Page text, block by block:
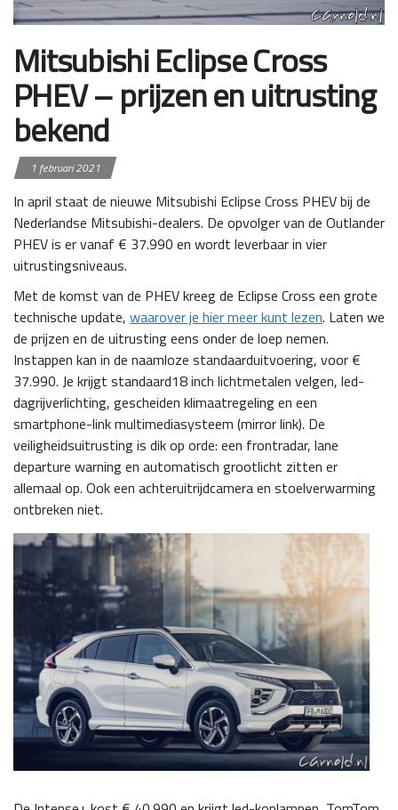
Mitsubishi Eclipse Cross
PHEV – prijzen en uitrusting
bekend
1 februari 2021
In april staat de nieuwe Mitsubishi Eclipse Cross PHEV bij de
Nederlandse Mitsubishi-dealers. De opvolger van de Outlander
PHEV is er vanaf € 37.990 en wordt leverbaar in vier
uitrustingsniveaus.
Met de komst van de PHEV kreeg de Eclipse Cross een grote
technische update, waarover je hier meer kunt lezen. Laten we
de prijzen en de uitrusting eens onder de loep nemen.
Instappen kan in de naamloze standaarduitvoering, voor €
37.990. Je krijgt standaard18 inch lichtmetalen velgen, led-
dagrijverlichting, gescheiden klimaatregeling en een
smartphone-link multimediasysteem (mirror link). De
veiligheidsuitrusting is dik op orde: een frontradar, lane
departure warning en automatisch grootlicht zitten er
allemaal op. Ook een achteruitrijdcamera en stoelverwarming
ontbreken niet.